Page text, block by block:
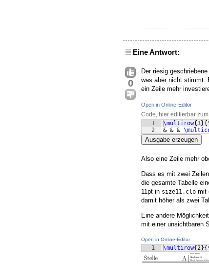
Eine Antwort:
0
Der riesig
was aber nicht stimmt.
ein Zeile mehr
Open in Online-Editor
Code, hier editierbar
1
2
\multirow{3}{
& & &
Ausgabe erzeugen
Also eine Zeile mehr
Dass es mit zwei
die gesamte Tabelle
11pt in size11.clo mit
damit höher als zwei
Eine andere
mit einer unsichtbaren
Open in Online-Editor
1 \multirow{2}{